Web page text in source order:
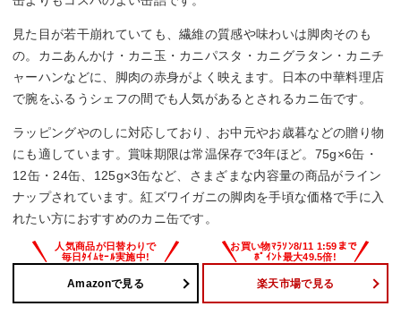
見た目が若干崩れていても、繊維の質感や味わいは脚肉そのも
の。カニあんかけ・カニ玉・カニパスタ・カニグラタン・カニチ
ャーハンなどに、脚肉の赤身がよく映えます。日本の中華料理店
で腕をふるうシェフの間でも人気があるとされるカニ缶です。
ラッピングやのしに対応しており、お中元やお歳暮などの贈り物
にも適しています。賞味期限は常温保存で3年ほど。75g×6缶・
12缶・24缶、125g×3缶など、さまざまな内容量の商品がライン
ナップされています。紅ズワイガニの脚肉を手頃な価格で手に入
れたい方におすすめのカニ缶です。
Amazonで見る 楽天市場で見る